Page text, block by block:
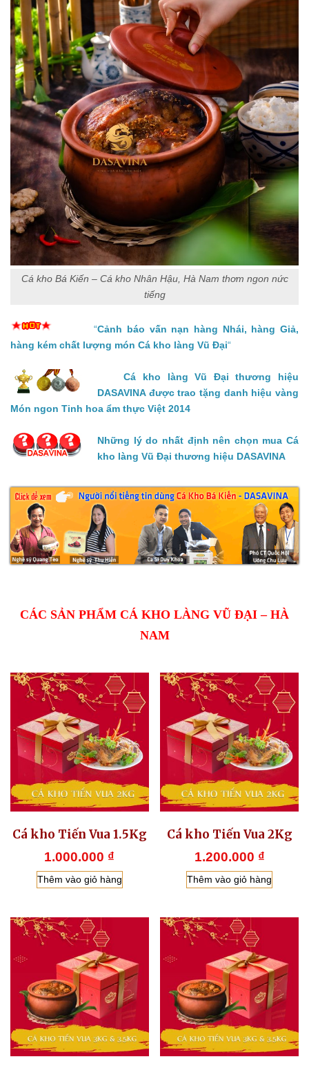
Cá kho Bá Kiến – Cá kho Nhân Hậu, Hà Nam thơm ngon nức
tiếng
“Cảnh báo vấn nạn hàng Nhái, hàng Giả,
hàng kém chất lượng món Cá kho làng Vũ Đại“
Cá kho làng Vũ Đại thương hiệu
DASAVINA được trao tặng danh hiệu vàng
Món ngon Tinh hoa ẩm thực Việt 2014
Những lý do nhất định nên chọn mua Cá
kho làng Vũ Đại thương hiệu DASAVINA
CÁC SẢN PHẨM CÁ KHO LÀNG VŨ ĐẠI – HÀ
NAM
Cá kho Tiến Vua 1.5Kg
1.000.000 ₫
Thêm vào giỏ hàng
Cá kho Tiến Vua 2Kg
1.200.000 ₫
Thêm vào giỏ hàng